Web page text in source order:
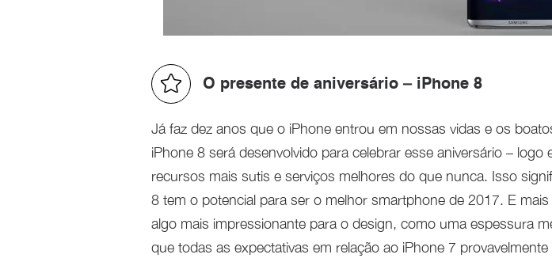
O presente de aniversário – iPhone 8
Já faz dez anos que o iPhone entrou em nossas vidas e os
iPhone 8 será desenvolvido para celebrar esse aniversário – logo
recursos mais sutis e serviços melhores do que nunca. Isso
8 tem o potencial para ser o melhor smartphone de 2017. E
algo mais impressionante para o design, como uma espessura
que todas as expectativas em relação ao iPhone 7